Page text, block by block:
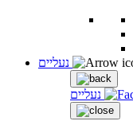
נעליים